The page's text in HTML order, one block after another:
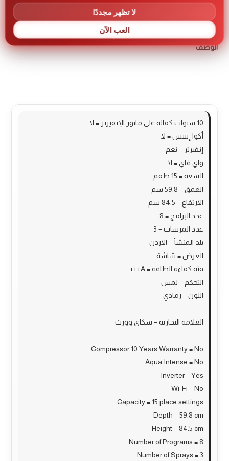
الوصف
10 سنوات كفالة على ماتور الإنفيرتر = لا
أكوا إنتنس = لا
إنفيرتر = نعم
واي فاي = لا
السعة = 15 طقم
العمق = 59.8 سم
الارتفاع = 84.5 سم
عدد البرامج = 8
عدد المرشات = 3
بلد المنشأ = الاردن
العرض = شاشة
فئة كفاءة الطاقة = A+++
التحكم = لمس
اللون = رمادي
العلامة التجارية = سكاي وورث
Compressor 10 Years Warranty = No
Aqua Intense = No
Inverter = Yes
Wi-Fi = No
Capacity = 15 place settings
Depth = 59.8 cm
Height = 84.5 cm
Number of Programs = 8
Number of Sprays = 3
لا تظهر مجددًا
العب الآن